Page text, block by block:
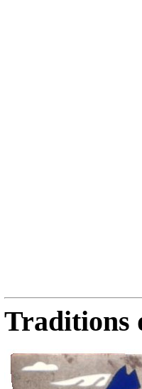
Traditions